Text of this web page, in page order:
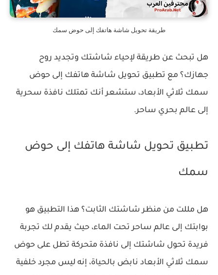
طريقة تحويل شاشة هاتفك إلى حوض سمك
هل تبحث عن طريقة لإحياء شاشتك وتجديد روح
جهازك؟ مع تطبيق تحويل شاشة هاتفك إلى حوض
سمك ثلاثي الأبعاد، ستشعر أنك تمتلك نافذة سحرية
إلى عالم بحري ساحر.
تطبيق تحويل شاشة هاتفك إلى حوض
سمك
هل مللت من منظر شاشتك الثابت؟ هذا التطبيق هو
بوابتك إلى عالم ساحر تحت الماء، حيث يقدم لك تجربة
فريدة تحول شاشتك إلى نافذة متحركة تطل على حوض
سمك ثلاثي الأبعاد نابض بالحياة، إنه ليس مجرد خلفية